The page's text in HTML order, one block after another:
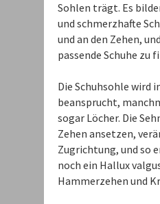
Sohlen trägt. Es
und schmerzhafte
und an den Zehen,
passende Schuhe zu
Die Schuhsohle wird
beansprucht,
sogar Löcher. Die
Zehen ansetzen,
Zugrichtung, und so
noch ein Hallux
Hammerzehen und